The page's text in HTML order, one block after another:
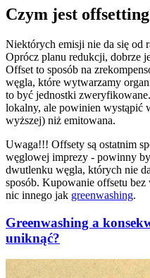
Czym jest
Niektórych emisji nie da się od
Oprócz planu redukcji, dobrze
Offset to sposób na
węgla, które wytwarzamy
to być jednostki
lokalny, ale powinien wystąpić
wyższej) niż emitowana.
Uwaga!!! Offsety są ostatnim
węglowej imprezy - powinny
dwutlenku węgla, których nie
sposób. Kupowanie offsetu
nic innego jak greenwashing.
Greenwashing a
uniknąć?